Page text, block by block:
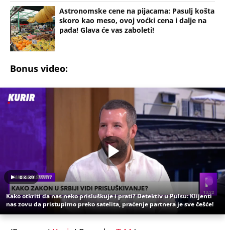
skoro kao meso, ovoj voćki cena i dalje na
pada! Glava će vas zaboleti!
Kako otkriti da nas neko prisluškuje i prati? Detektiv u Pulsu: Klijenti
nas zovu da pristupimo preko satelita, praćenje partnera je sve češće!
(Espreso/Kurir/ Prenela:T.M.)